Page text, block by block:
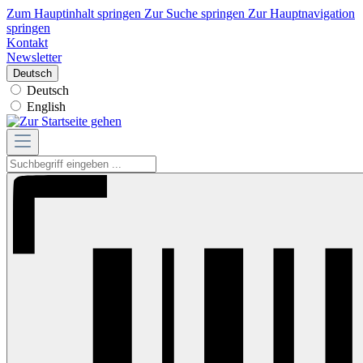
Zum Hauptinhalt springen Zur Suche springen Zur Hauptnavigation
springen
Kontakt
Newsletter
Deutsch
Deutsch
English